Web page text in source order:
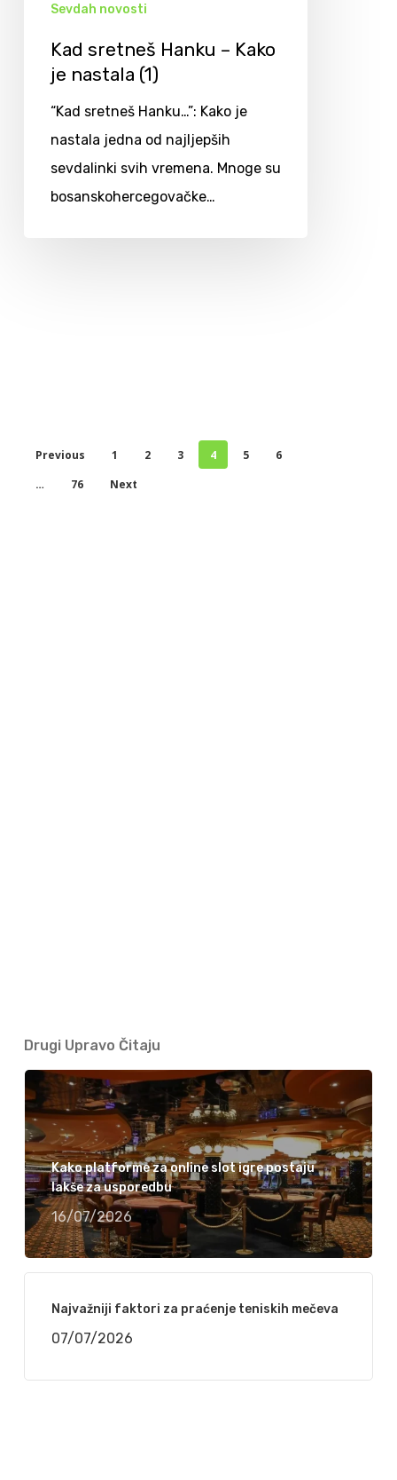
Sevdah novosti
Kad sretneš Hanku – Kako
je nastala (1)
“Kad sretneš Hanku…”: Kako je
nastala jedna od najljepših
sevdalinki svih vremena. Mnoge su
bosanskohercegovačke…
Previous 1 2 3 4 5
6
…
76 Next
Drugi Upravo Čitaju
Kako platforme za online slot igre postaju
lakše za usporedbu
16/07/2026
Najvažniji faktori za praćenje teniskih mečeva
07/07/2026